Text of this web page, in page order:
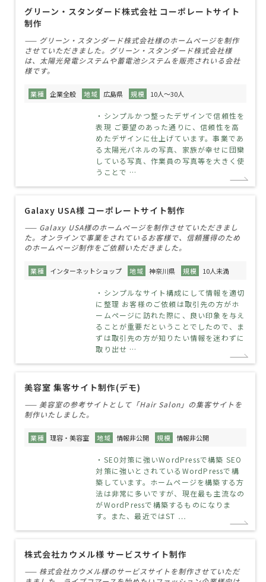
グリーン・スタンダード株式会社 コーポレートサイト
制作
—— グリーン・スタンダード株式会社様のホームページを制作
させていただきました。グリーン・スタンダード株式会社様
は、太陽光発電システムや蓄電池システムを販売されいる会社
様です。
業種 企業全般 地域 広島県 規模 10人～30人
・シンプルかつ整ったデザインで信頼性を
表現 ご要望のあった通りに、信頼性を高
めたデザインに仕上げています。事業であ
る太陽光パネルの写真、家族が幸せに団欒
している写真、作業員の写真等を大きく使
うことで …
Galaxy USA様 コーポレートサイト制作
—— Galaxy USA様のホームページを制作させていただきまし
た。オンラインで事業をされているお客様で、信頼獲得のため
のホームページ制作をご依頼いただきました。
業種 インターネットショップ 地域 神奈川県 規模 10人未満
・シンプルなサイト構成にして情報を適切
に整理 お客様のご依頼は取引先の方がホ
ームページに訪れた際に、良い印象を与え
ることが重要だということでしたので、ま
ずは取引先の方が知りたい情報を迷わずに
取り出せ …
美容室 集客サイト制作(デモ)
—— 美容室の参考サイトとして「Hair Salon」の集客サイトを
制作いたしました。
業種 理容・美容室 地域 情報非公開 規模 情報非公開
・SEO対策に強いWordPressで構築 SEO
対策に強いとされているWordPressで構
築しています。ホームページを構築する方
法は非常に多いですが、現在最も主流なの
がWordPressで構築するものになりま
す。また、最近ではST …
株式会社カウメル様 サービスサイト制作
—— 株式会社カウメル様のサービスサイトを制作させていただ